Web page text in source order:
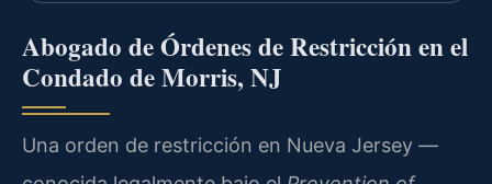
Abogado de Órdenes de Restricción en el
Condado de Morris, NJ
Una orden de restricción en Nueva Jersey —